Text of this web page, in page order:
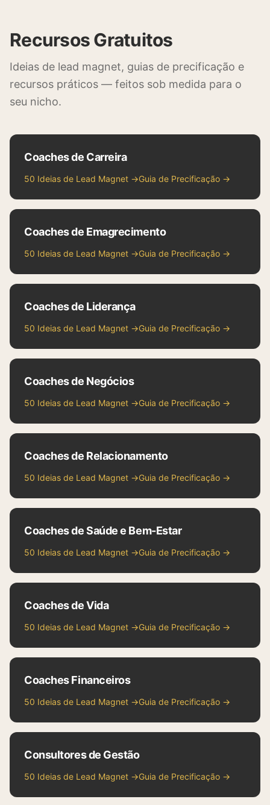
Recursos Gratuitos
Ideias de lead magnet, guias de precificação e
recursos práticos — feitos sob medida para o
seu nicho.
Coaches de Carreira
50 Ideias de Lead Magnet →Guia de Precificação →
Coaches de Emagrecimento
50 Ideias de Lead Magnet →Guia de Precificação →
Coaches de Liderança
50 Ideias de Lead Magnet →Guia de Precificação →
Coaches de Negócios
50 Ideias de Lead Magnet →Guia de Precificação →
Coaches de Relacionamento
50 Ideias de Lead Magnet →Guia de Precificação →
Coaches de Saúde e Bem-Estar
50 Ideias de Lead Magnet →Guia de Precificação →
Coaches de Vida
50 Ideias de Lead Magnet →Guia de Precificação →
Coaches Financeiros
50 Ideias de Lead Magnet →Guia de Precificação →
Consultores de Gestão
50 Ideias de Lead Magnet →Guia de Precificação →